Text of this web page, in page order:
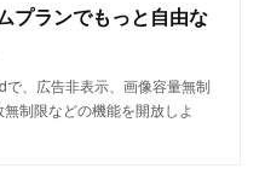
プランでもっと自由な
で、広告非表示、画像容量無制
制限などの機能を開放しよ